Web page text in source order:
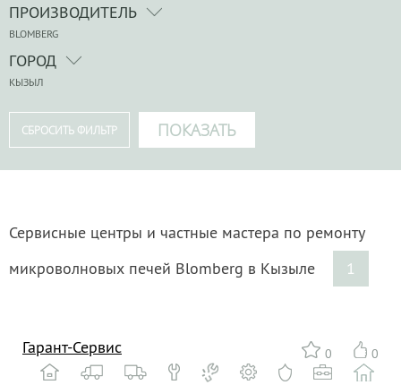
ПРОИЗВОДИТЕЛЬ
BLOMBERG
ГОРОД
КЫЗЫЛ
Сервисные центры и частные мастера по ремонту
микроволновых печей Blomberg в Кызыле
1
0 0
Гарант-Сервис